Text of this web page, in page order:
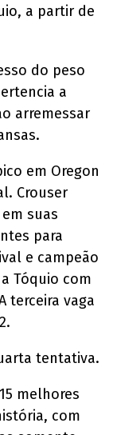
a partir de
do peso
a
arremessar
em Oregon
Crouser
em suas
para
e campeão
Tóquio com
terceira vaga
tentativa.
melhores
com